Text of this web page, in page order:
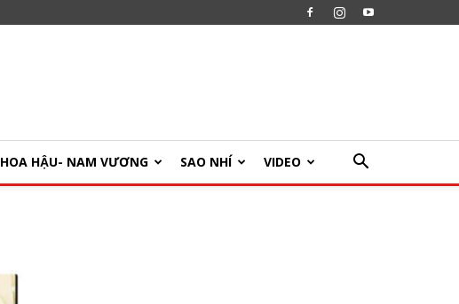
HOA HẬU- NAM VƯƠNG SAO NHÍ VIDEO